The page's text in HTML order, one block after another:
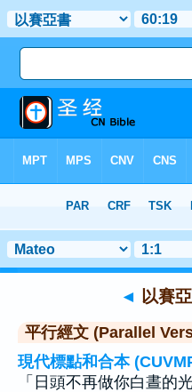
章 60> 聖經金句 19
◄ 以賽
平行經文 (Parallel
現代標點和合本
「日頭不再做你白晝的